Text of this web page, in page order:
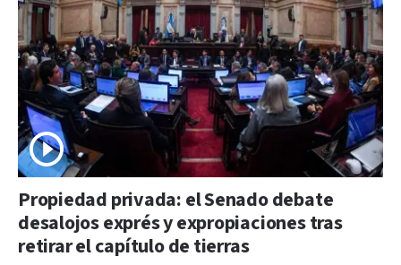
Propiedad privada: el Senado debate
desalojos exprés y expropiaciones tras
retirar el capítulo de tierras